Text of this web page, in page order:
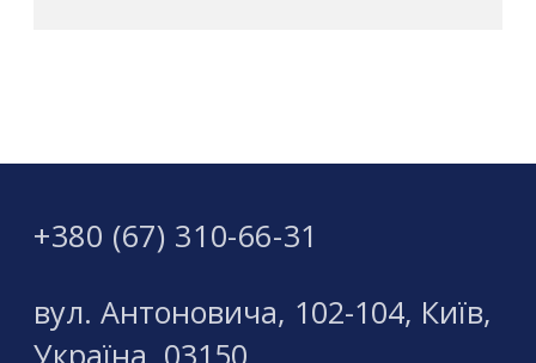
+380 (67) 310-66-31
вул. Антоновича, 102-104, Київ,
Україна, 03150